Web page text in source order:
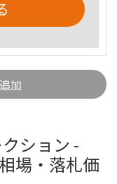
加
ション -
場・落札価